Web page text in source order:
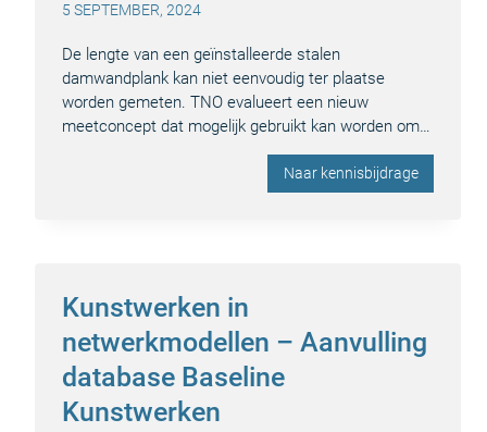
5 SEPTEMBER, 2024
De lengte van een geïnstalleerde stalen
damwandplank kan niet eenvoudig ter plaatse
worden gemeten. TNO evalueert een nieuw
meetconcept dat mogelijk gebruikt kan worden om…
Naar kennisbijdrage
Kunstwerken in
netwerkmodellen – Aanvulling
database Baseline
Kunstwerken